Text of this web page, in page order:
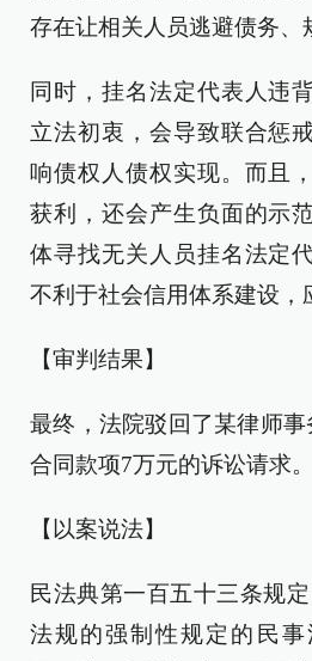
存在让相关人员逃避债务、
同时，挂名法定代表人违
立法初衷，会导致联合惩
响债权人债权实现。而且
获利，还会产生负面的示
体寻找无关人员挂名法定
不利于社会信用体系建设，
【审判结果】
最终，法院驳回了某律师
合同款项7万元的诉讼请求。
【以案说法】
民法典第一百五十三条规
法规的强制性规定的民